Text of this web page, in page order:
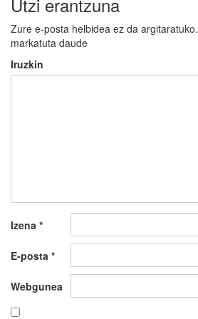
Zure e-posta helbidea ez da argitaratuko.
markatuta daude
Iruzkin
Izena *
E-posta *
Webgunea